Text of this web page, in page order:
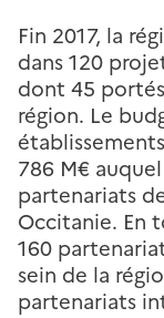
Fin 2017, la
dans 120
dont 45
région. Le
786 M€
partenariats
Occitanie. En
160
sein de la
partenariats